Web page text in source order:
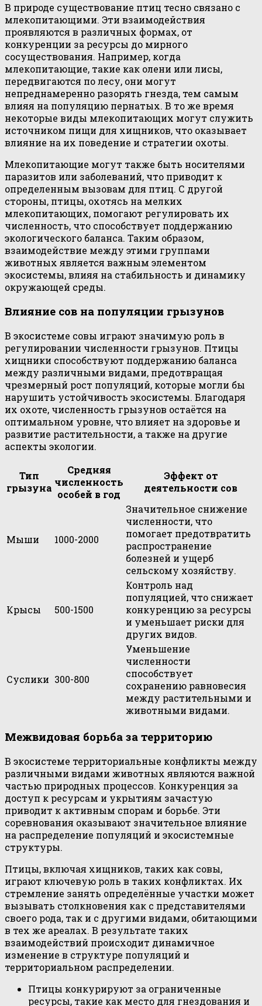
В природе существование птиц тесно связано с
млекопитающими. Эти взаимодействия
проявляются в различных формах, от
конкуренции за ресурсы до мирного
сосуществования. Например, когда
млекопитающие, такие как олени или лисы,
передвигаются по лесу, они могут
непреднамеренно разорять гнезда, тем самым
влияя на популяцию пернатых. В то же время
некоторые виды млекопитающих могут служить
источником пищи для хищников, что оказывает
влияние на их поведение и стратегии охоты.
Млекопитающие могут также быть носителями
паразитов или заболеваний, что приводит к
определенным вызовам для птиц. С другой
стороны, птицы, охотясь на мелких
млекопитающих, помогают регулировать их
численность, что способствует поддержанию
экологического баланса. Таким образом,
взаимодействие между этими группами
животных является важным элементом
экосистемы, влияя на стабильность и динамику
окружающей среды.
Влияние сов на популяции грызунов
В экосистеме совы играют значимую роль в
регулировании численности грызунов. Птицы
хищники способствуют поддержанию баланса
между различными видами, предотвращая
чрезмерный рост популяций, которые могли бы
нарушить устойчивость экосистемы. Благодаря
их охоте, численность грызунов остаётся на
оптимальном уровне, что влияет на здоровье и
развитие растительности, а также на другие
аспекты экологии.
Тип
грызуна
Средняя
численность
особей в год
Эффект от
деятельности сов
Мыши 1000-2000
Значительное снижение
численности, что
помогает предотвратить
распространение
болезней и ущерб
сельскому хозяйству.
Крысы 500-1500
Контроль над
популяцией, что снижает
конкуренцию за ресурсы
и уменьшает риски для
других видов.
Суслики 300-800
Уменьшение
численности
способствует
сохранению равновесия
между растительными и
животными видами.
Межвидовая борьба за территорию
В экосистеме территориальные конфликты между
различными видами животных являются важной
частью природных процессов. Конкуренция за
доступ к ресурсам и укрытиям зачастую
приводит к активным спорам и борьбе. Эти
соревнования оказывают значительное влияние
на распределение популяций и экосистемные
структуры.
Птицы, включая хищников, таких как совы,
играют ключевую роль в таких конфликтах. Их
стремление занять определённые участки может
вызывать столкновения как с представителями
своего рода, так и с другими видами, обитающими
в тех же ареалах. В результате таких
взаимодействий происходит динамичное
изменение в структуре популяций и
территориальном распределении.
Птицы конкурируют за ограниченные
ресурсы, такие как место для гнездования и